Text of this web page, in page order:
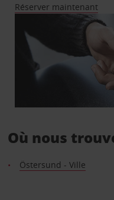
Réserver maintenant
Où nous
Östersund - Ville